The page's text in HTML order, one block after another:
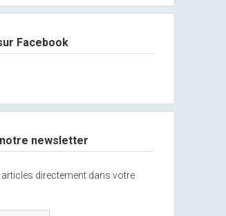
Facebook
newsletter
articles directement dans votre